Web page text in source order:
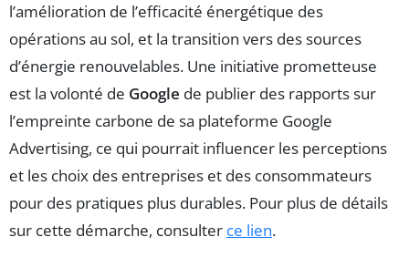
l’amélioration de l’efficacité énergétique des
opérations au sol, et la transition vers des sources
d’énergie renouvelables. Une initiative prometteuse
est la volonté de Google de publier des rapports sur
l’empreinte carbone de sa plateforme Google
Advertising, ce qui pourrait influencer les perceptions
et les choix des entreprises et des consommateurs
pour des pratiques plus durables. Pour plus de détails
sur cette démarche, consulter ce lien.